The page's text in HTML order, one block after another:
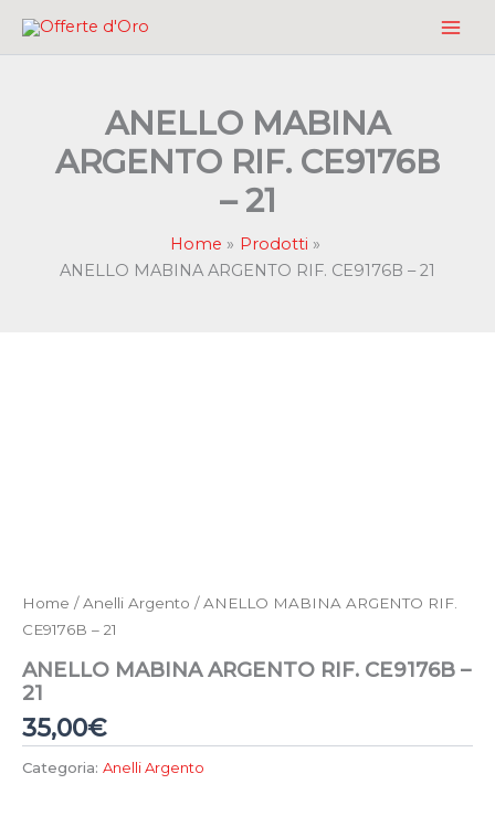
ANELLO MABINA
ARGENTO RIF. CE9176B
– 21
Home
Prodotti
ANELLO MABINA ARGENTO RIF. CE9176B – 21
Home /Anelli Argento / ANELLO MABINA ARGENTO RIF.
CE9176B – 21
ANELLO MABINA ARGENTO RIF. CE9176B –
21
35,00€
Categoria: Anelli Argento